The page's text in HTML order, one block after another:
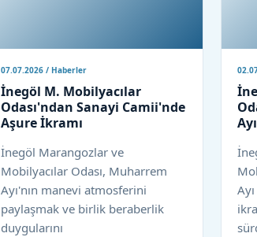
07.07.2026 / Haberler
İnegöl M. Mobilyacılar
Odası'ndan Sanayi Camii'nde
Aşure İkramı
İnegöl Marangozlar ve
Mobilyacılar Odası, Muharrem
Ayı'nın manevi atmosferini
paylaşmak ve birlik beraberlik
duygularını